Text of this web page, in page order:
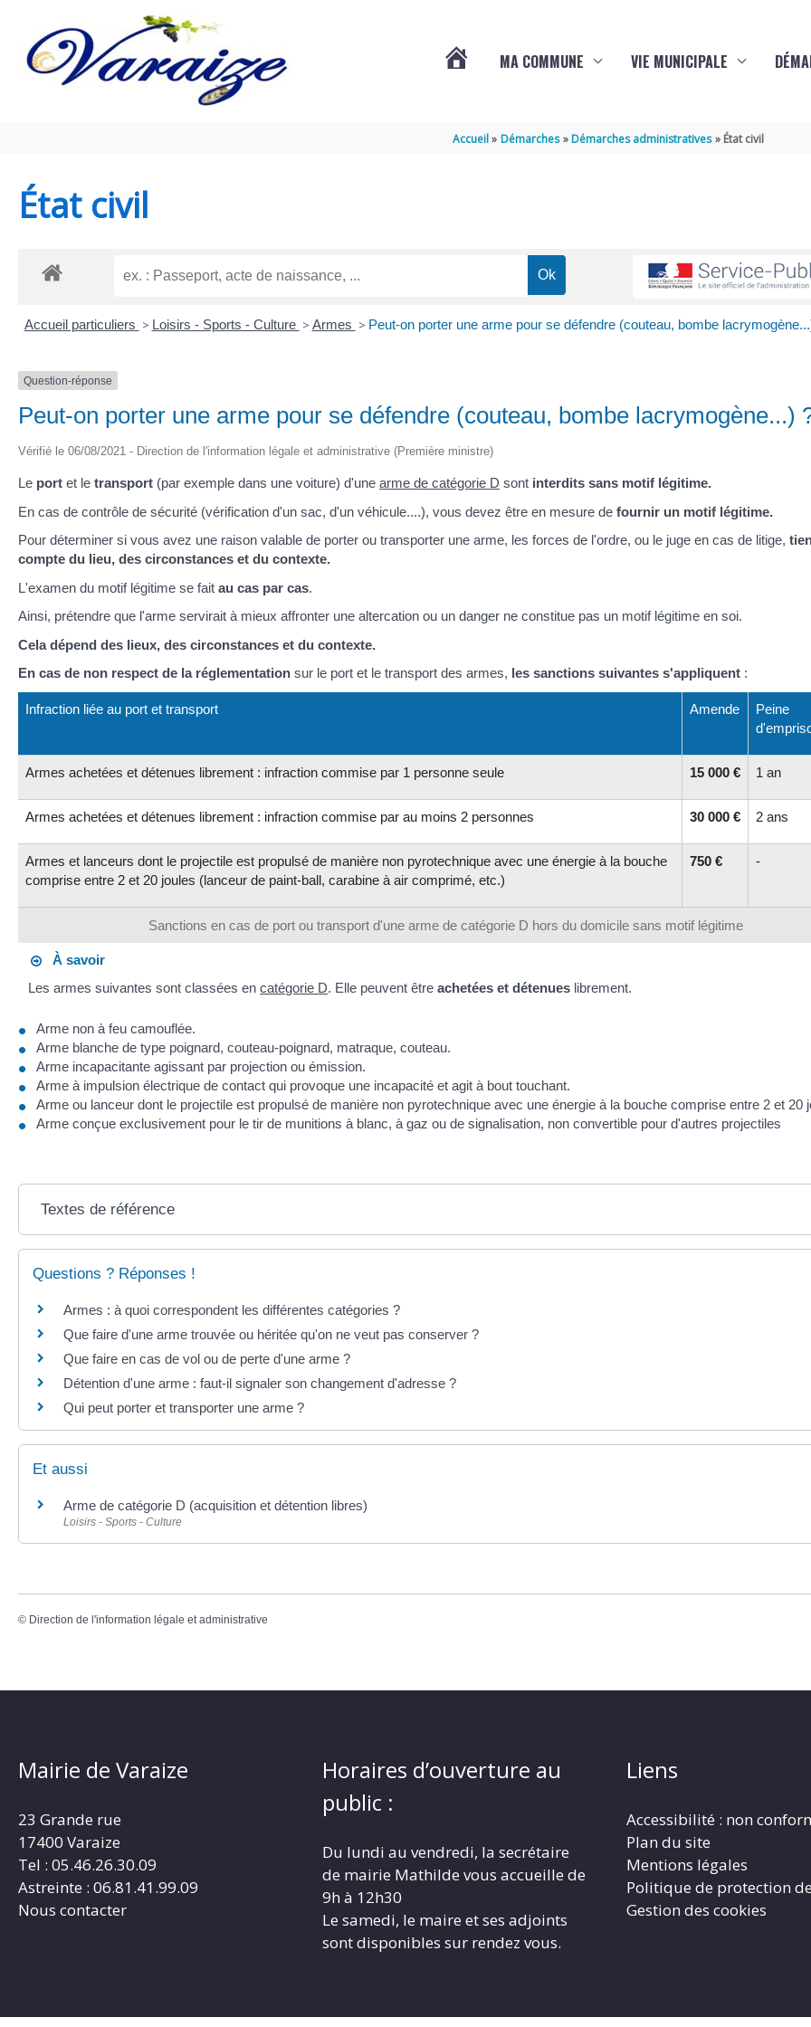
DE
MA COMMUNE VIE MUNICIPALE
Accueil Démarches Démarches administratives État civil
État civil
Accueil particuliers > Loisirs - Sports - Culture > Armes > Peut-on porter une arme pour se défendre (couteau, bombe
Question-réponse
Peut-on porter une arme pour se défendre (couteau, bombe lacrymogène...)
Vérifié le 06/08/2021 - Direction de l'information légale et administrative (Première ministre)
Le port et le transport (par exemple dans une voiture) d'une arme de catégorie D sont interdits sans motif légitime.
En cas de contrôle de sécurité (vérification d'un sac, d'un véhicule....), vous devez être en mesure de fournir un motif légitime.
Pour déterminer si vous avez une raison valable de porter ou transporter une arme, les forces de l'ordre, ou le juge en cas de litige,
compte du lieu, des circonstances et du contexte.
L'examen du motif légitime se fait au cas par cas.
Ainsi, prétendre que l'arme servirait à mieux affronter une altercation ou un danger ne constitue pas un motif légitime en soi.
Cela dépend des lieux, des circonstances et du contexte.
En cas de non respect de la réglementation sur le port et le transport des armes, les sanctions suivantes s'appliquent :
Sanctions en cas de port ou transport d'une arme de catégorie D hors du domicile sans motif légitime
Infraction liée au port et transport Amende
Peine
Armes achetées et détenues librement : infraction commise par 1 personne seule 15 000 € 1 an
Armes achetées et détenues librement : infraction commise par au moins 2 personnes 30 000 € 2 ans
Armes et lanceurs dont le projectile est propulsé de manière non pyrotechnique avec une énergie à la bouche
comprise entre 2 et 20 joules (lanceur de paint-ball, carabine à air comprimé, etc.)
750 € -
À savoir
Les armes suivantes sont classées encatégorie D. Elle peuvent êtreachetées et détenues librement.
Arme non à feu camouflée.
Arme blanche de type poignard, couteau-poignard, matraque, couteau.
Arme incapacitante agissant par projection ou émission.
Arme à impulsion électrique de contact qui provoque une incapacité et agit à bout touchant.
Arme ou lanceur dont le projectile est propulsé de manière non pyrotechnique avec une énergie à la bouche comprise entre 2 et 20
Arme conçue exclusivement pour le tir de munitions à blanc, à gaz ou de signalisation, non convertible pour d'autres projectiles
Textes de référence
Questions ? Réponses !
Armes : à quoi correspondent les différentes catégories ?
Que faire d'une arme trouvée ou héritée qu'on ne veut pas conserver ?
Que faire en cas de vol ou de perte d'une arme ?
Détention d'une arme : faut-il signaler son changement d'adresse ?
Qui peut porter et transporter une arme ?
Et aussi
Arme de catégorie D (acquisition et détention libres)
Loisirs - Sports - Culture
© Direction de l'information légale et administrative
Mairie de Varaize
23 Grande rue
17400 Varaize
Tel : 05.46.26.30.09
Astreinte : 06.81.41.99.09
Nous contacter
Horaires d’ouverture au
public :
Du lundi au vendredi, la secrétaire
de mairie Mathilde vous accueille de
9h à 12h30
Le samedi, le maire et ses adjoints
sont disponibles sur rendez vous.
Liens
Accessibilité : non
Plan du site
Mentions légales
Politique de protection
Gestion des cookies